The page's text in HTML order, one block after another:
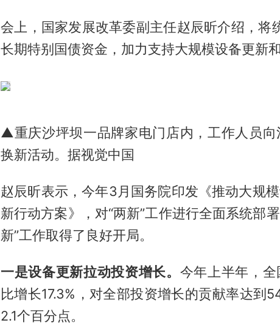
会上，国家发展改革委副主任赵辰昕介绍，将
长期特别国债资金，加力支持大规模设备更新
▲重庆沙坪坝一品牌家电门店内，工作人员向
换新活动。据视觉中国
赵辰昕表示，今年3月国务院印发《推动大规
新行动方案》，对“两新”工作进行全面系统部
新”工作取得了良好开局。
一是设备更新拉动投资增长。 今年上半年，
比增长17.3%，对全部投资增长的贡献率达到
2.1个百分点。